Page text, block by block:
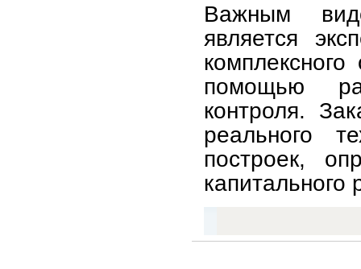
Важным
является
помощью
контроля.
реального
построек,
капитального